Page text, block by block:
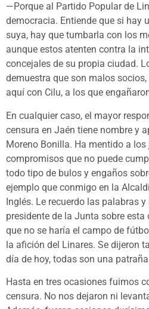
—Porque al Partido Popular de
democracia. Entiende que si hay
suya, hay que tumbarla con los
aunque estos atenten contra la
concejales de su propia ciudad.
demuestra que son malos
aquí con Cilu, a los que
En cualquier caso, el mayor
censura en Jaén tiene nombre y
Moreno Bonilla. Ha mentido a los
compromisos que no puede
todo tipo de bulos y engaños
ejemplo que conmigo en la
Inglés. Le recuerdo las palabras
presidente de la Junta sobre
que no se haría el campo de
la afición del Linares. Se dijeron
día de hoy, todas son una
Hasta en tres ocasiones fuimos
censura. No nos dejaron ni